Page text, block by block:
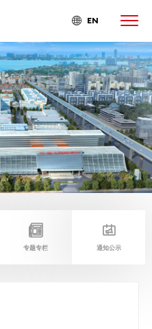
 EN

专题专栏

通知公示